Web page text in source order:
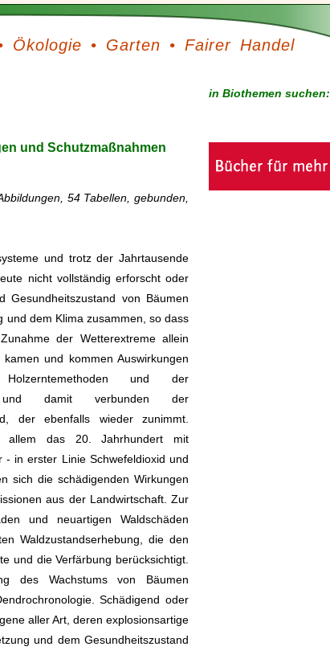
Ökologie • Garten • Fairer Handel
und Schutzmaßnahmen
54 Tabellen, gebunden,
und trotz der Jahrtausende
nicht vollständig erforscht oder
Gesundheitszustand von Bäumen
und dem Klima zusammen, so dass
der Wetterextreme allein
und kommen Auswirkungen
und der
und damit verbunden der
der ebenfalls wieder zunimmt.
allem das 20. Jahrhundert mit
- in erster Linie Schwefeldioxid und
sich die schädigenden Wirkungen
aus der Landwirtschaft. Zur
und neuartigen Waldschäden
Waldzustandserhebung, die den
und die Verfärbung berücksichtigt.
des Wachstums von Bäumen
Schädigend oder
aller Art, deren explosionsartige
und dem Gesundheitszustand
in Biothemen suchen: